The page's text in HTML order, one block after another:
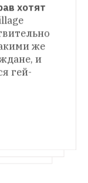
хотят
же
и
гей-